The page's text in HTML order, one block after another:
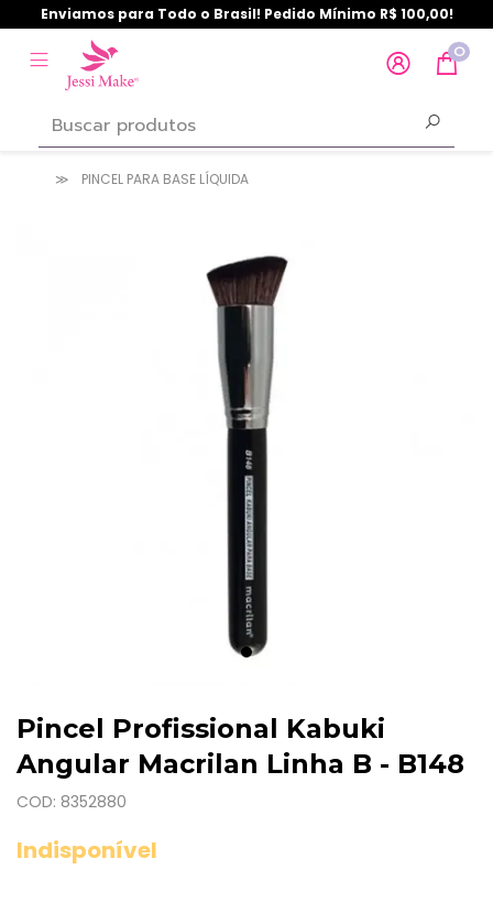
Enviamos para Todo o Brasil! Pedido Mínimo R$ 100,00!
0
PINCEL PARA BASE LÍQUIDA
Pincel Profissional Kabuki
Angular Macrilan Linha B - B148
COD: 8352880
Indisponível